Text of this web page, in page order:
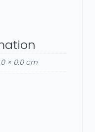
× 0.0 cm